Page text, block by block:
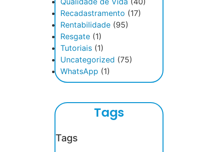
Recadastramento (17)
Rentabilidade (95)
Resgate (1)
Tutoriais (1)
Uncategorized (75)
WhatsApp (1)
Tags
Tags